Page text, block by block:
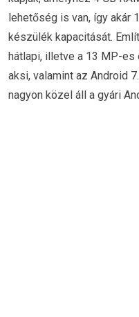
lehetőség is van, így akár
készülék kapacitását.
hátlapi, illetve a 13 MP-es
aksi, valamint az Android
nagyon közel áll a gyári